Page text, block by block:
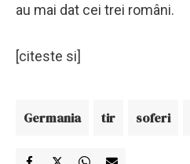
au mai dat cei trei români.
[citeste si]
Germania tir soferi